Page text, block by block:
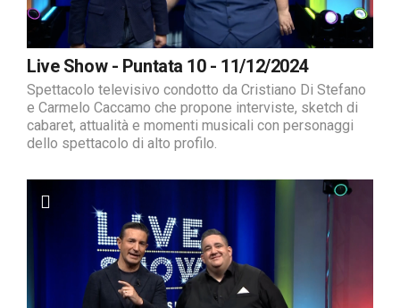
Live Show - Puntata 10 - 11/12/2024
Spettacolo televisivo condotto da Cristiano Di Stefano
e Carmelo Caccamo che propone interviste, sketch di
cabaret, attualità e momenti musicali con personaggi
dello spettacolo di alto profilo.